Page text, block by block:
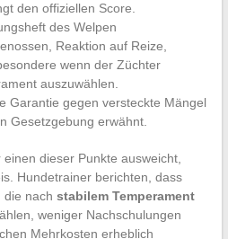
den offiziellen Score.
des Welpen
Reaktion auf Reize,
wenn der Züchter
auszuwählen.
Garantie gegen versteckte Mängel
Gesetzgebung erwähnt.
dieser Punkte ausweicht,
Hundetrainer berichten, dass
die nach stabilem Temperament
weniger Nachschulungen
Mehrkosten erheblich